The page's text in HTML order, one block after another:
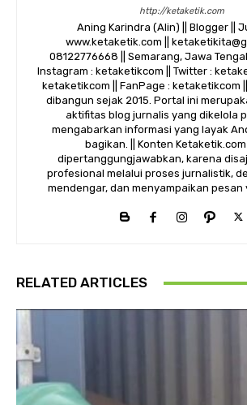
http://ketaketik.com
Aning Karindra (Alin) || Blogger ||
www.ketaketik.com ||
08122776668 || Semarang, Jawa
Instagram : ketaketikcom || Twitter :
ketaketikcom || FanPage : ketaketikcom
dibangun sejak 2015. Portal ini
aktifitas blog jurnalis yang dikelola
mengabarkan informasi yang layak
bagikan. || Konten
dipertanggungjawabkan, karena
profesional melalui proses jurnalistik,
mendengar, dan menyampaikan pesan
RELATED ARTICLES